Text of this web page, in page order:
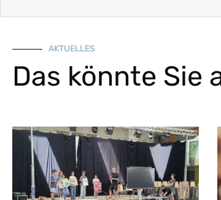
AKTUELLES
Das könnte Sie